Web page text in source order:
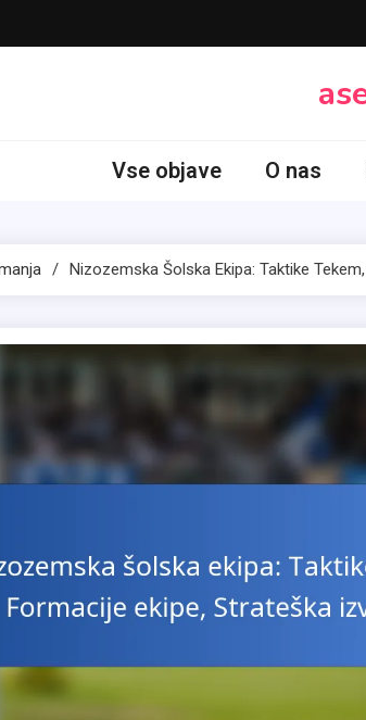
Vse objave O nas
Nizozemska Šolska Ekipa: Taktike